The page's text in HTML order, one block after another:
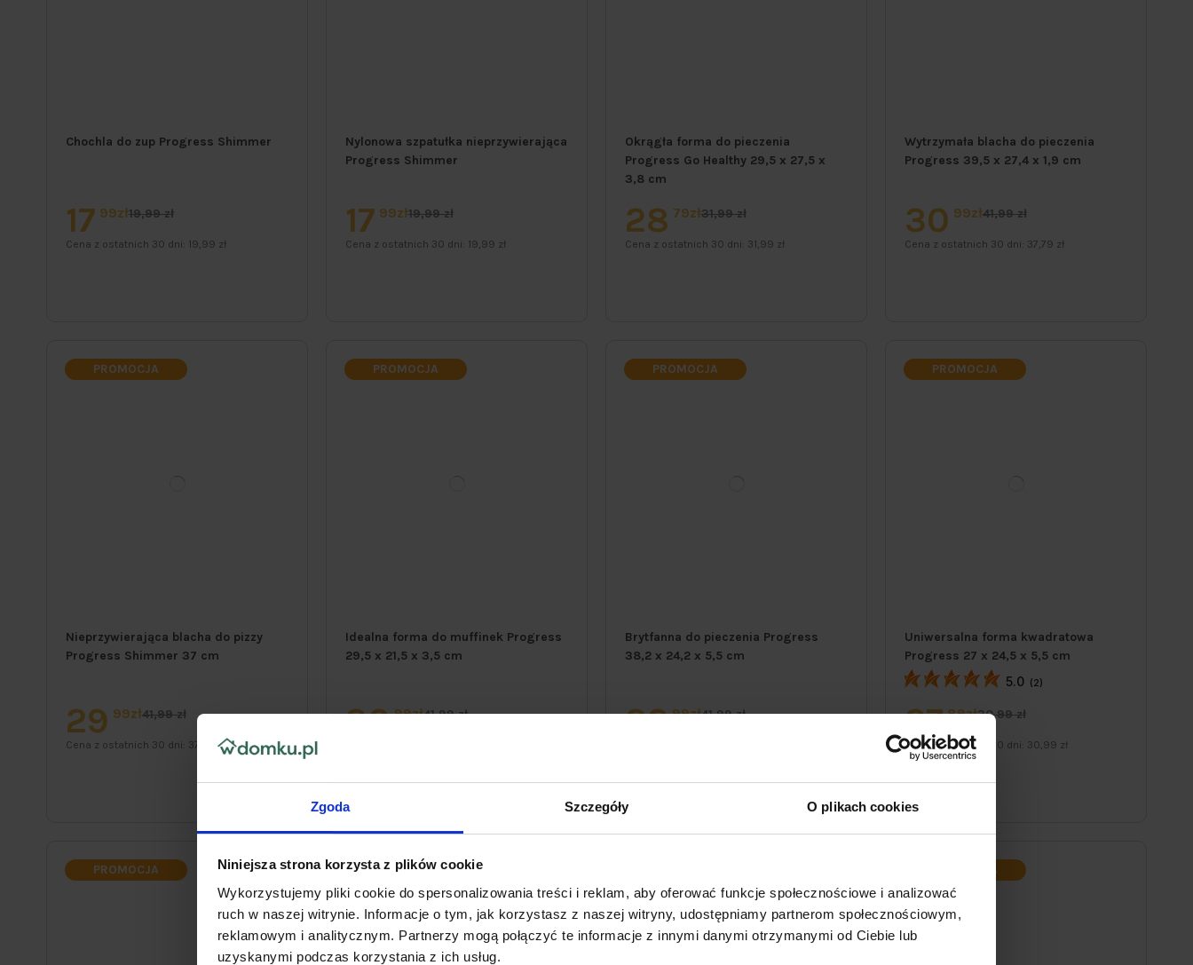
Zgoda Szczegóły O plikach cookies
Niniejsza strona korzysta z plików cookie
Wykorzystujemy pliki cookie do spersonalizowania treści i reklam, aby oferować funkcje społecznościowe i analizować
ruch w naszej witrynie. Informacje o tym, jak korzystasz z naszej witryny, udostępniamy partnerom społecznościowym,
reklamowym i analitycznym. Partnerzy mogą połączyć te informacje z innymi danymi otrzymanymi od Ciebie lub
uzyskanymi podczas korzystania z ich usług.
Chochla do zup Progress Shimmer
17 99zł19,99 zł
Cena z ostatnich 30 dni: 19,99 zł
Nylonowa szpatułka nieprzywierająca
Progress Shimmer
17 99zł19,99 zł
Cena z ostatnich 30 dni: 19,99 zł
Okrągła forma do pieczenia
Progress Go Healthy 29,5 x 27,5 x
3,8 cm
28 79zł31,99 zł
Cena z ostatnich 30 dni: 31,99 zł
Wytrzymała blacha do pieczenia
Progress 39,5 x 27,4 x 1,9 cm
30 99zł41,99 zł
Cena z ostatnich 30 dni: 37,79 zł
PROMOCJA
Nieprzywierająca blacha do pizzy
Progress Shimmer 37 cm
29 99zł41,99 zł
Cena z ostatnich 30 dni: 37,79 zł
PROMOCJA
Idealna forma do muffinek Progress
29,5 x 21,5 x 3,5 cm
3099zł41,99 zł
PROMOCJA
Brytfanna do pieczenia Progress
38,2 x 24,2 x 5,5 cm
3299zł41,99 zł
PROMOCJA
Uniwersalna forma kwadratowa
Progress 27 x 24,5 x 5,5 cm
5.0 (2)
2789zł30,99 zł
Cena z ostatnich 30 dni: 30,99 zł
PROMOCJA PROMOCJA PROMOCJA